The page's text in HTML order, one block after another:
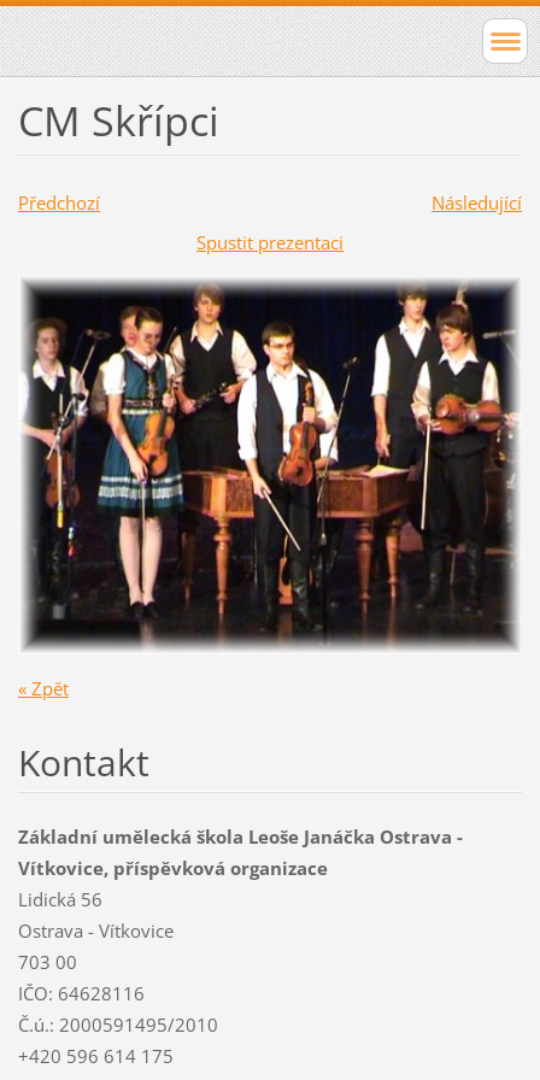
CM Skřípci
Předchozí
Následující
Spustit prezentaci
« Zpět
Kontakt
Základní umělecká škola Leoše Janáčka Ostrava -
Vítkovice, příspěvková organizace
Lidická 56
Ostrava - Vítkovice
703 00
IČO: 64628116
Č.ú.: 2000591495/2010
+420 596 614 175